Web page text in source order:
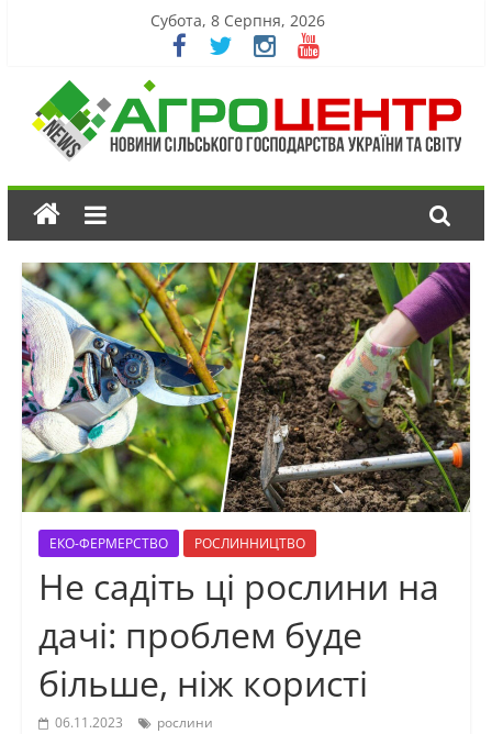
Субота, 8 Серпня, 2026
ЕКО-ФЕРМЕРСТВО РОСЛИННИЦТВО
Не садіть ці рослини на
дачі: проблем буде
більше, ніж користі
06.11.2023 рослини